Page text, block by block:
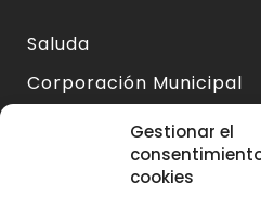
Gestionar el
cookies
Saluda
Corporación Municipal
Sede Electrónica
Perfil del Contratante